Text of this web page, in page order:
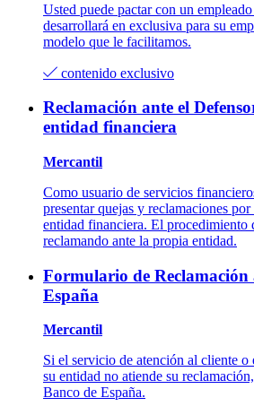
Usted puede pactar con un
desarrollará en exclusiva para su
modelo que le facilitamos.
contenido exclusivo
Reclamación ante el
entidad financiera
Mercantil
Como usuario de servicios
presentar quejas y reclamaciones
entidad financiera. El procedimiento
reclamando ante la propia entidad.
Formulario de Reclamación
España
Mercantil
Si el servicio de atención al cliente o
su entidad no atiende su
Banco de España.